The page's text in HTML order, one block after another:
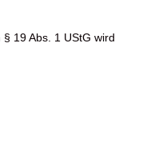
19 Abs. 1 UStG wird